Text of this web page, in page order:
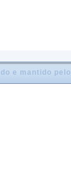
e mantido pelo